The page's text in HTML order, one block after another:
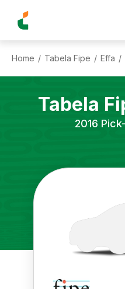
Home / Tabela Fipe / Effa /
Tabela
2016